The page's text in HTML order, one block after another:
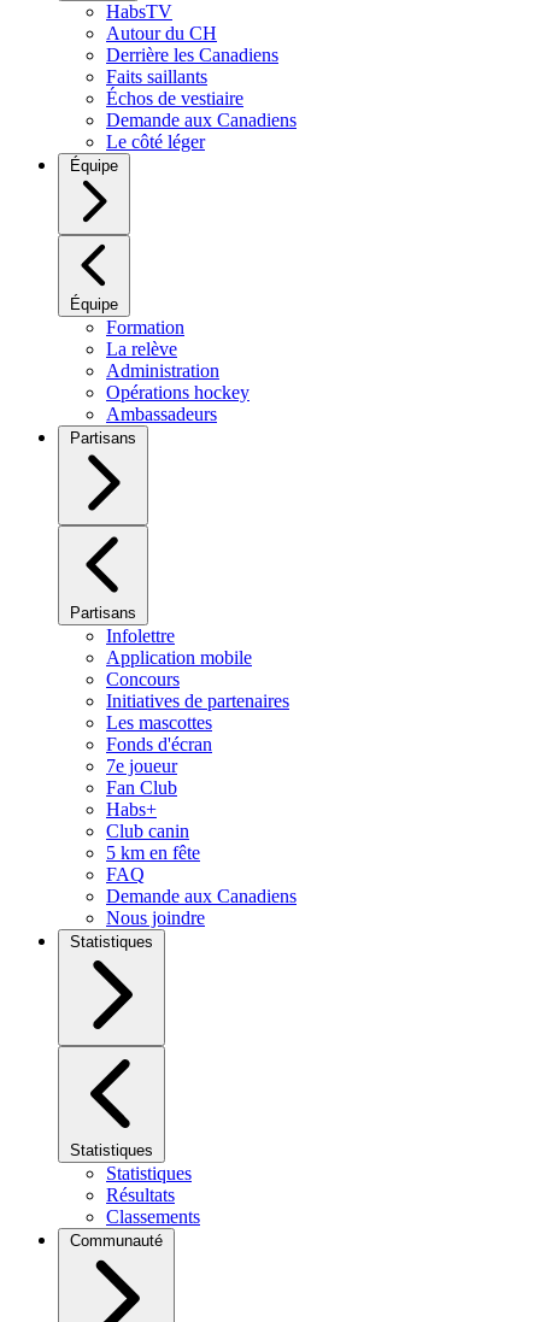
HabsTV
Autour du CH
Derrière les Canadiens
Faits saillants
Échos de vestiaire
Demande aux Canadiens
Le côté léger
Équipe
Équipe
Formation
La relève
Administration
Opérations hockey
Ambassadeurs
Partisans
Partisans
Infolettre
Application mobile
Concours
Initiatives de partenaires
Les mascottes
Fonds d'écran
7e joueur
Fan Club
Habs+
Club canin
5 km en fête
FAQ
Demande aux Canadiens
Nous joindre
Statistiques
Statistiques
Statistiques
Résultats
Classements
Communauté